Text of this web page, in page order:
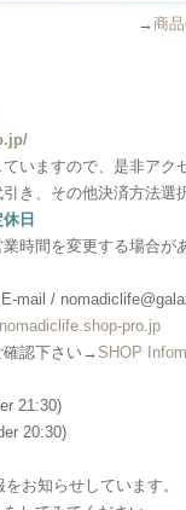
→商
いますので、是非アク
き、その他決済方法選
日
時間を変更する場合が
mail /
pro.jp
確認下さい→ SHOP
21:30)
20:30)
お知らせしています。